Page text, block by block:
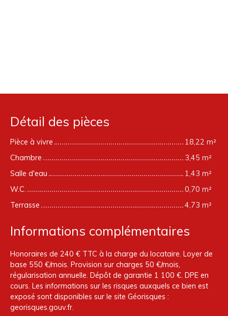
Détail des pièces
Pièce à vivre
18,22 m²
Chambre
3,45 m²
Salle d'eau
1,43 m²
W.C.
0,70 m²
Terrasse
4,73 m²
Informations complémentaires
Honoraires de 240 € TTC à la charge du locataire. Loyer de
base 550 €/mois. Provision sur charges 50 €/mois,
régularisation annuelle. Dépôt de garantie 1 100 €. DPE en
cours. Les informations sur les risques auxquels ce bien est
exposé sont disponibles sur le site Géorisques :
georisques.gouv.fr.